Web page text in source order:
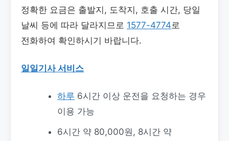
정확한 요금은 출발지, 도착지, 호출 시간, 당일
날씨 등에 따라 달라지므로 1577-4774 로
전화하여 확인하시기 바랍니다.
일일기사 서비스
하루 6시간 이상 운전을 요청하는 경우
이용 가능
6시간 약 80,000원, 8시간 약